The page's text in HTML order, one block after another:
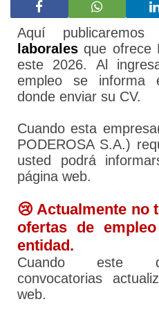
Aquí
laborales que ofrece
este 2026. Al
empleo se informa
donde enviar su CV.
Cuando esta
PODEROSA S.A.)
usted podrá
página web.
😢 Actualmente no
ofertas de
entidad.
Cuando este
convocatorias
web.